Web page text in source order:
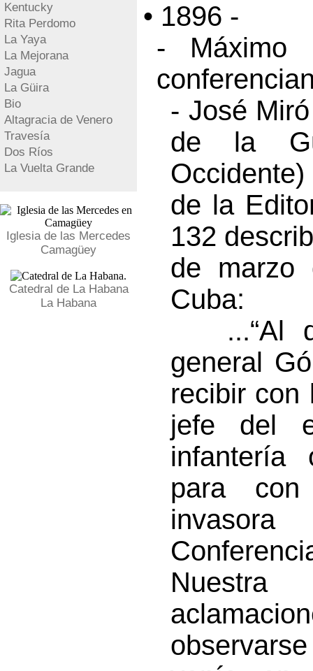
Kentucky
Rita Perdomo
La Yaya
La Mejorana
Jagua
La Güira
Bio
Altagracia de Venero
Travesía
Dos Ríos
La Vuelta Grande
Iglesia de las Mercedes
Camagüey
Catedral de La Habana
La Habana
• 1896 -
-
- José
de la
de la
132
de marzo
Cuba:
...“Al
general
recibir con
jefe del
infantería
para